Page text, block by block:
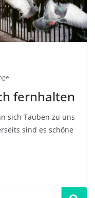
fernhalten
sich Tauben zu uns
sind es schöne